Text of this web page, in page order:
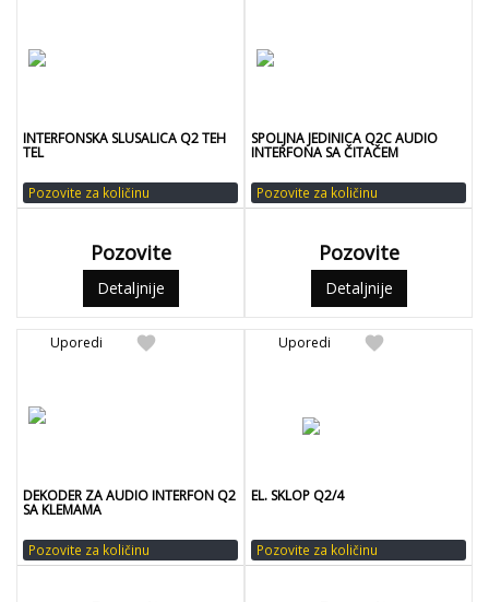
INTERFONSKA SLUSALICA Q2 TEH
TEL
Pozovite za količinu
Pozovite
Detaljnije
SPOLJNA JEDINICA Q2C AUDIO
INTERFONA SA ČITAČEM
Pozovite za količinu
Pozovite
Detaljnije
favorite
Uporedi
DEKODER ZA AUDIO INTERFON Q2
SA KLEMAMA
Pozovite za količinu
favorite
Uporedi
EL. SKLOP Q2/4
Pozovite za količinu